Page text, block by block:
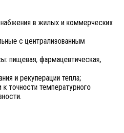
в жилых и коммерческих
с централизованным
пищевая, фармацевтическая,
и рекуперации тепла;
точности температурного